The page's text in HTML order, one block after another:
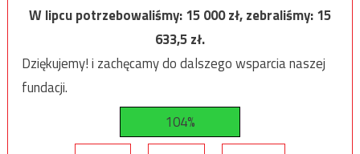
W lipcu potrzebowaliśmy:15 000zł, zebraliśmy:15
633,5zł.
Dziękujemy! i zachęcamy do dalszego wsparcia naszej
fundacji.
104%